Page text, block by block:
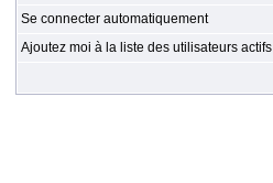
Se connecter automatiquement
Ajoutez moi à la liste des utilisateurs actifs